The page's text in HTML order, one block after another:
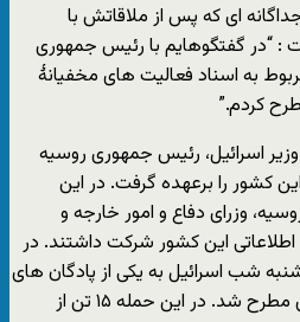
ای که پس از ملاقاتش با
: “در گفتگوهایم با رئیس جمهوری
به اسناد فعالیت های مخفیانۀ
کردم.”
اسرائیل، رئیس جمهوری روسیه
کشور را برعهده گرفت. در این
وزرای دفاع و امور خارجه و
این کشور شرکت داشتند. در
شب اسرائیل به یکی از پادگان های
سپاه پاسداران در حومۀ دمشق مطرح شد. در این حمله ۱۵ تن از